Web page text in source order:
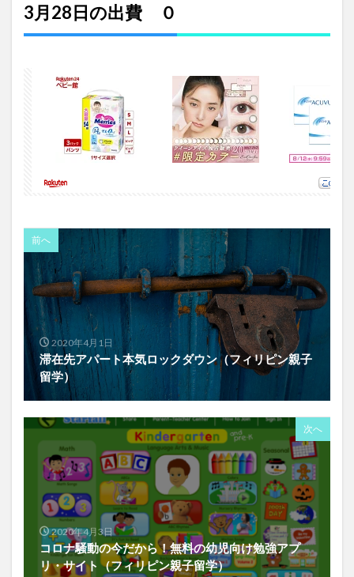
3月28日の出費 ０
前へ
2020年4月1日
滞在先アパート本気ロックダウン（フィリピン親子
留学）
次へ
2020年4月3日
コロナ騒動の今だから！無料の幼児向け勉強アプ
リ・サイト（フィリピン親子留学）